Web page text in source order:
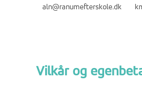
aln@ranumefterskole.dk
Vilkår og